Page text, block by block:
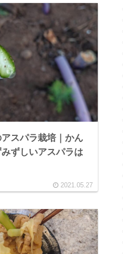
スパラ栽培｜かん
ずしいアスパラは
2021.05.27